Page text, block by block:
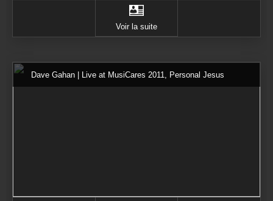
Voir la suite
Dave Gahan | Live at MusiCares 2011, Personal Jesus